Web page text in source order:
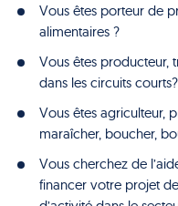
Vous êtes porteur de
alimentaires ?
Vous êtes producteur,
dans les circuits courts?
Vous êtes agriculteur,
maraîcher, boucher,
Vous cherchez de
financer votre projet